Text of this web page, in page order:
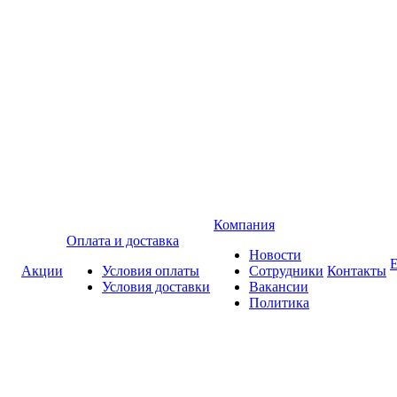
Акции
Оплата и доставка
Условия оплаты
Условия доставки
Компания
Новости
Сотрудники
Вакансии
Политика
Контакты